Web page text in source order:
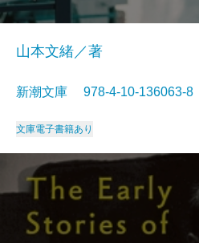
山本文緒／著
新潮文庫 978-4-10-
文庫電子書籍あり